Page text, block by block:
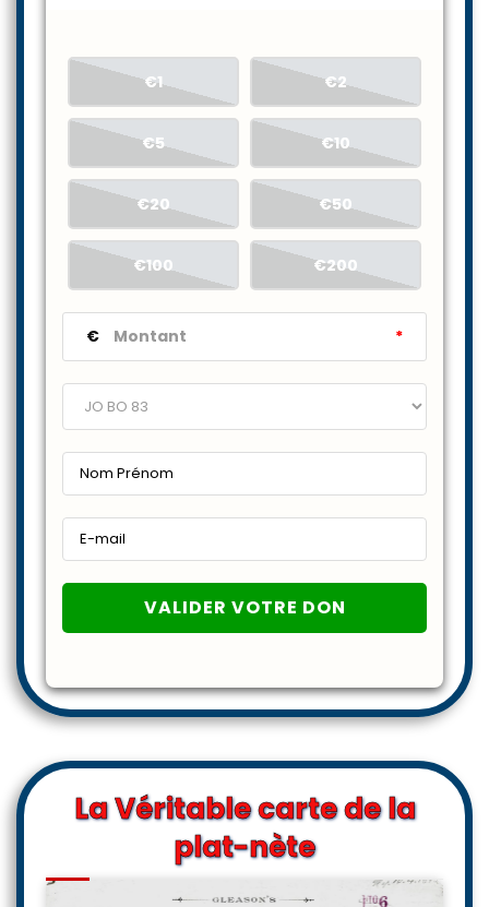
€1 €2
€5 €10
€20 €50
€100 €200
€ *
La Véritable carte de la
plat-nète